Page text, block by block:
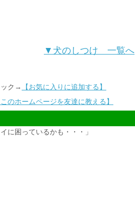
▼犬のしつけ 一覧へ
ック→ 【お気に入りに追加する】
このホームページを友達に教える】
に困っているかも・・・」